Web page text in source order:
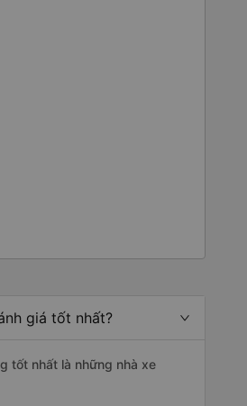
giá tốt nhất?
tốt nhất là những nhà xe